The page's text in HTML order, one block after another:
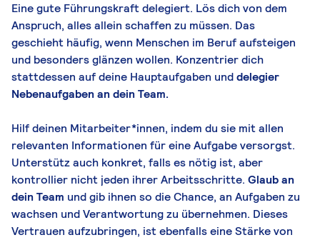
Eine gute Führungskraft delegiert. Lös dich von dem
Anspruch, alles allein schaffen zu müssen. Das
geschieht häufig, wenn Menschen im Beruf aufsteigen
und besonders glänzen wollen. Konzentrier dich
stattdessen auf deine Hauptaufgaben unddelegier
Nebenaufgaben an dein Team.
Hilf deinen Mitarbeiter*innen, indem du sie mit allen
relevanten Informationen für eine Aufgabe versorgst.
Unterstütz auch konkret, falls es nötig ist, aber
kontrollier nicht jeden ihrer Arbeitsschritte. Glaub an
dein Team und gib ihnen so die Chance, an Aufgaben zu
wachsen und Verantwortung zu übernehmen. Dieses
Vertrauen aufzubringen, ist ebenfalls eine Stärke von